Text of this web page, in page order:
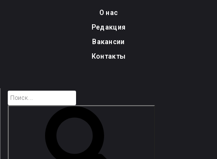
О нас
Редакция
Вакансии
Контакты